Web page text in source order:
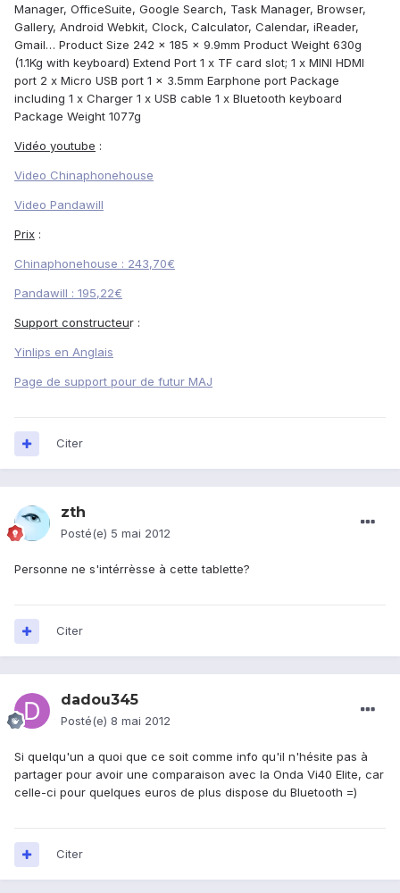
Manager, OfficeSuite, Google Search, Task Manager, Browser,
Gallery, Android Webkit, Clock, Calculator, Calendar, iReader,
Gmail… Product Size 242 x 185 x 9.9mm Product Weight 630g
(1.1Kg with keyboard) Extend Port 1 x TF card slot; 1 x MINI HDMI
port 2 x Micro USB port 1 x 3.5mm Earphone port Package
including 1 x Charger 1 x USB cable 1 x Bluetooth keyboard
Package Weight 1077g
Vidéo youtube :
Video Chinaphonehouse
Video Pandawill
Prix :
Chinaphonehouse : 243,70€
Pandawill : 195,22€
Support constructeur :
Yinlips en Anglais
Page de support pour de futur MAJ
Citer
zth
Posté(e) 5 mai 2012
Personne ne s'intérrèsse à cette tablette?
Citer
dadou345
Posté(e) 8 mai 2012
Si quelqu'un a quoi que ce soit comme info qu'il n'hésite pas à
partager pour avoir une comparaison avec la Onda Vi40 Elite, car
celle-ci pour quelques euros de plus dispose du Bluetooth =)
Citer